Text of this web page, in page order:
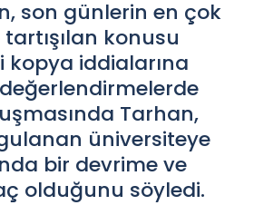
son günlerin en çok
konusu
kopya iddialarına
Tarhan,
üniversiteye
bir devrime ve
olduğunu söyledi.